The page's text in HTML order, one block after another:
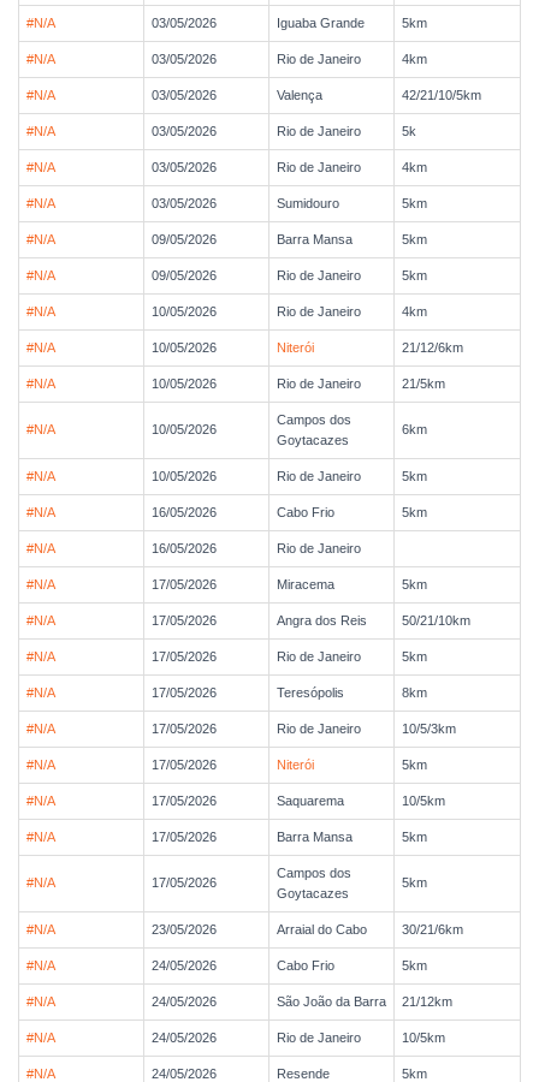
#N/A 03/05/2026 Iguaba Grande 5km
#N/A 03/05/2026 Rio de Janeiro 4km
#N/A 03/05/2026 Valença 42/21/10/5km
#N/A 03/05/2026 Rio de Janeiro 5k
#N/A 03/05/2026 Rio de Janeiro 4km
#N/A 03/05/2026 Sumidouro 5km
#N/A 09/05/2026 Barra Mansa 5km
#N/A 09/05/2026 Rio de Janeiro 5km
#N/A 10/05/2026 Rio de Janeiro 4km
#N/A 10/05/2026 Niterói 21/12/6km
#N/A 10/05/2026 Rio de Janeiro 21/5km
#N/A 10/05/2026
Campos dos
Goytacazes
6km
#N/A 10/05/2026 Rio de Janeiro 5km
#N/A 16/05/2026 Cabo Frio 5km
#N/A 16/05/2026 Rio de Janeiro
#N/A 17/05/2026 Miracema 5km
#N/A 17/05/2026 Angra dos Reis 50/21/10km
#N/A 17/05/2026 Rio de Janeiro 5km
#N/A 17/05/2026 Teresópolis 8km
#N/A 17/05/2026 Rio de Janeiro 10/5/3km
#N/A 17/05/2026 Niterói 5km
#N/A 17/05/2026 Saquarema 10/5km
#N/A 17/05/2026 Barra Mansa 5km
#N/A 17/05/2026
Campos dos
Goytacazes
5km
#N/A 23/05/2026 Arraial do Cabo 30/21/6km
#N/A 24/05/2026 Cabo Frio 5km
#N/A 24/05/2026 São João da Barra 21/12km
#N/A 24/05/2026 Rio de Janeiro 10/5km
#N/A 24/05/2026 Resende 5km